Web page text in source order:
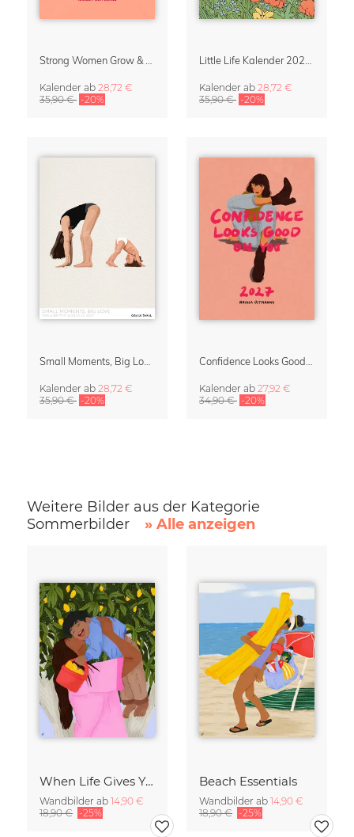
Strong Women Grow & Bloom Kalender 2027
Kalender ab 28,72 €
35,90 € -20%
Little Life Kalender 2027 von Simone Goder
Kalender ab 28,72 €
35,90 € -20%
Small Moments, Big Love – Mutterschaftskalender von Giselle Dekel
Kalender ab 28,72 €
35,90 € -20%
Confidence Looks Good On You Kalender 2027
Kalender ab 27,92 €
34,90 € -20%
Weitere Bilder aus der Kategorie
Sommerbilder
» Alle anzeigen
When Life Gives You Lemons
Wandbilder ab 14,90 €
18,90 € -25%
Beach Essentials
Wandbilder ab 14,90 €
18,90 € -25%